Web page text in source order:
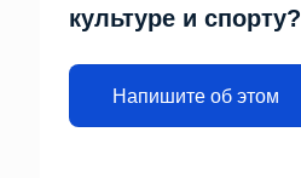
культуре и спорту?
Напишите об этом